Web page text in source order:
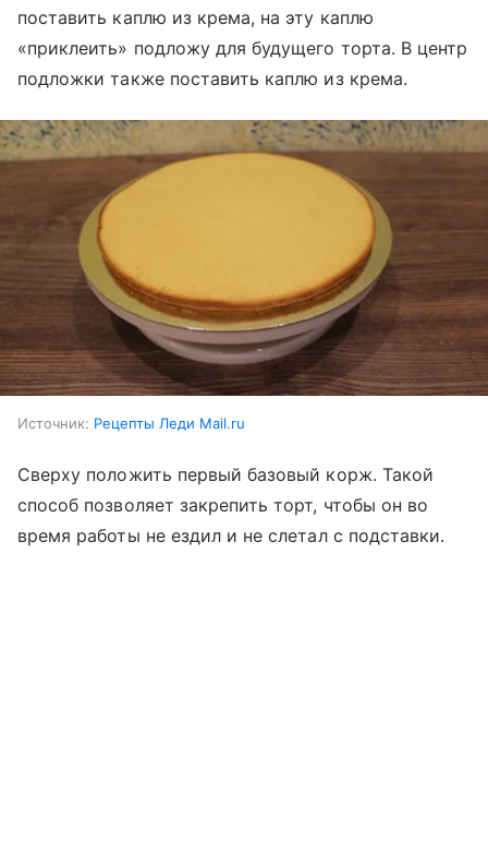
поставить каплю из крема, на эту каплю
«приклеить» подложу для будущего торта. В центр
подложки также поставить каплю из крема.
Источник: Рецепты Леди Mail.ru
Сверху положить первый базовый корж. Такой
способ позволяет закрепить торт, чтобы он во
время работы не ездил и не слетал с подставки.